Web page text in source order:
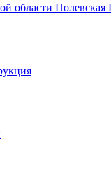
области